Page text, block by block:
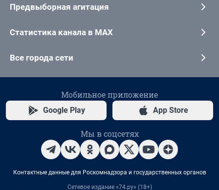
Предвыборная агитация
Статистика канала в MAX
Все города сети
Мобильное приложение
Google Play App Store
Мы в соцсетях
Контактные данные для Роскомнадзора и государственных органов
Сетевое издание «74.ру» (18+)